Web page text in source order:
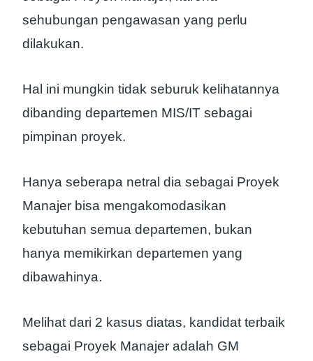
sehubungan pengawasan yang perlu
dilakukan.
Hal ini mungkin tidak seburuk kelihatannya
dibanding departemen MIS/IT sebagai
pimpinan proyek.
Hanya seberapa netral dia sebagai Proyek
Manajer bisa mengakomodasikan
kebutuhan semua departemen, bukan
hanya memikirkan departemen yang
dibawahinya.
Melihat dari 2 kasus diatas, kandidat terbaik
sebagai Proyek Manajer adalah GM